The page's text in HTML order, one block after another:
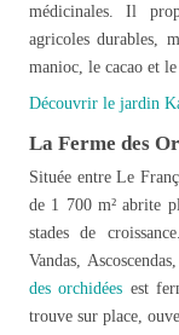
médicinales. Il
agricoles durables,
manioc, le cacao et le
Découvrir le jardin
La Ferme des
Située entre Le
de 1 700 m² abrite
stades de
Vandas,
des orchidées est
trouve sur place,